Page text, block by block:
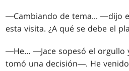
―Cambiando de tema... ―dijo
esta visita. ¿A qué se debe el
―He... ―Jace sopesó el orgullo
tomó una decisión―. He